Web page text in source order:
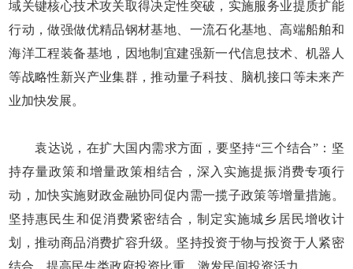
域关键核心技术攻关取得决定性突破，实施服务业提质扩能
行动，做强做优精品钢材基地、一流石化基地、高端船舶和
海洋工程装备基地，因地制宜建强新一代信息技术、机器人
等战略性新兴产业集群，推动量子科技、脑机接口等未来产
业加快发展。
袁达说，在扩大国内需求方面，要坚持“三个结合”：坚
持存量政策和增量政策相结合，深入实施提振消费专项行
动，加快实施财政金融协同促内需一揽子政策等增量措施。
坚持惠民生和促消费紧密结合，制定实施城乡居民增收计
划，推动商品消费扩容升级。坚持投资于物与投资于人紧密
结合，提高民生类政府投资比重，激发民间投资活力。